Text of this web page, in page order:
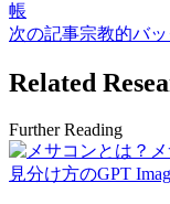
帳
次の記事宗教的バ
Related
Further Reading